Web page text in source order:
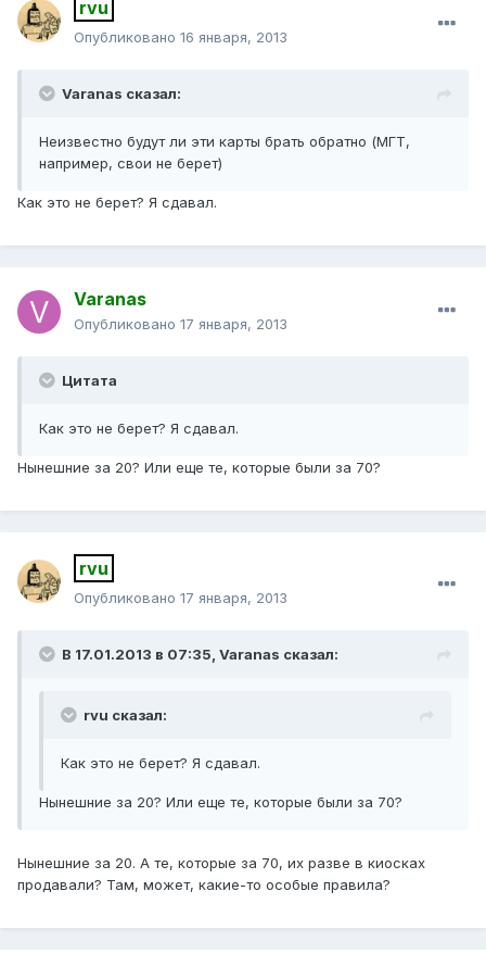
rvu
Опубликовано 16 января, 2013
Varanas сказал:
Неизвестно будут ли эти карты брать обратно (МГТ,
например, свои не берет)
Как это не берет? Я сдавал.
Varanas
Опубликовано 17 января, 2013
Цитата
Как это не берет? Я сдавал.
Нынешние за 20? Или еще те, которые были за 70?
rvu
Опубликовано 17 января, 2013
В 17.01.2013 в 07:35, Varanas сказал:
rvu сказал:
Как это не берет? Я сдавал.
Нынешние за 20? Или еще те, которые были за 70?
Нынешние за 20. А те, которые за 70, их разве в киосках
продавали? Там, может, какие-то особые правила?